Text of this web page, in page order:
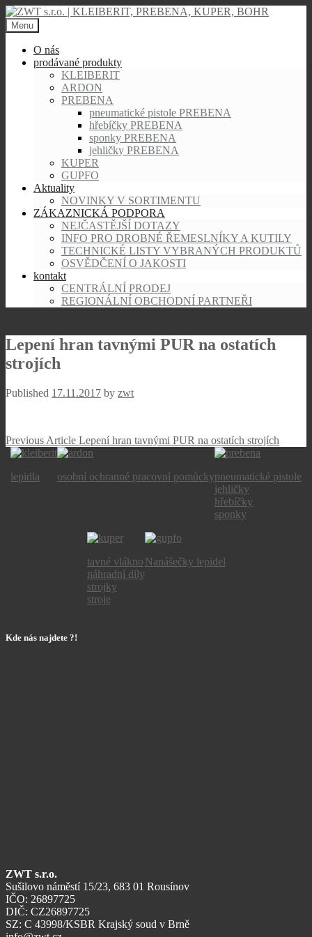
Skip
to
content
Menu
O nás
prodávané produkty
KLEIBERIT
ARDON
PREBENA
pneumatické pistole PREBENA
hřebíčky PREBENA
sponky PREBENA
jehličky PREBENA
KUPER
GUPFO
Aktuality
NOVINKY V SORTIMENTU
ZÁKAZNICKÁ PODPORA
NEJČASTĚJŠÍ DOTAZY
INFO PRO DROBNÉ ŘEMESLNÍKY A KUTILY
TECHNICKÉ LISTY VYBRANÝCH PRODUKTŮ
OSVĚDČENÍ O JAKOSTI
kontakt
CENTRÁLNÍ PRODEJ
REGIONÁLNÍ OBCHODNÍ PARTNEŘI
Lepení hran tavnými PUR na ostatích
strojích
Published 17.11.2017 by zwt
Navigace
pro
příspěvek
Previous Article Previous
Article:
Lepení hran tavnými PUR na ostatích strojích
lepidla osobní ochranné pracovní pomůckypneumatické pistole
jehličky
hřebíčky
sponky
tavné vlákno
náhradní díly
strojky
stroje
Nanášečky lepidel
Kde nás najdete ?!
ZWT s.r.o.
Sušilovo náměstí 15/23, 683 01 Rousínov
IČO: 26897725
DIČ: CZ26897725
SZ: C 43998/KSBR Krajský soud v Brně